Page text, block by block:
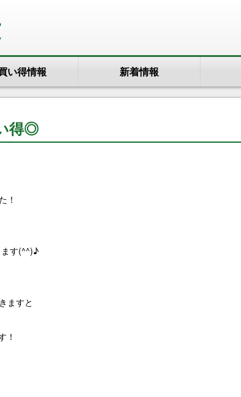
い得情報 新着情報
得◎
！
す(^^)♪
ますと
！